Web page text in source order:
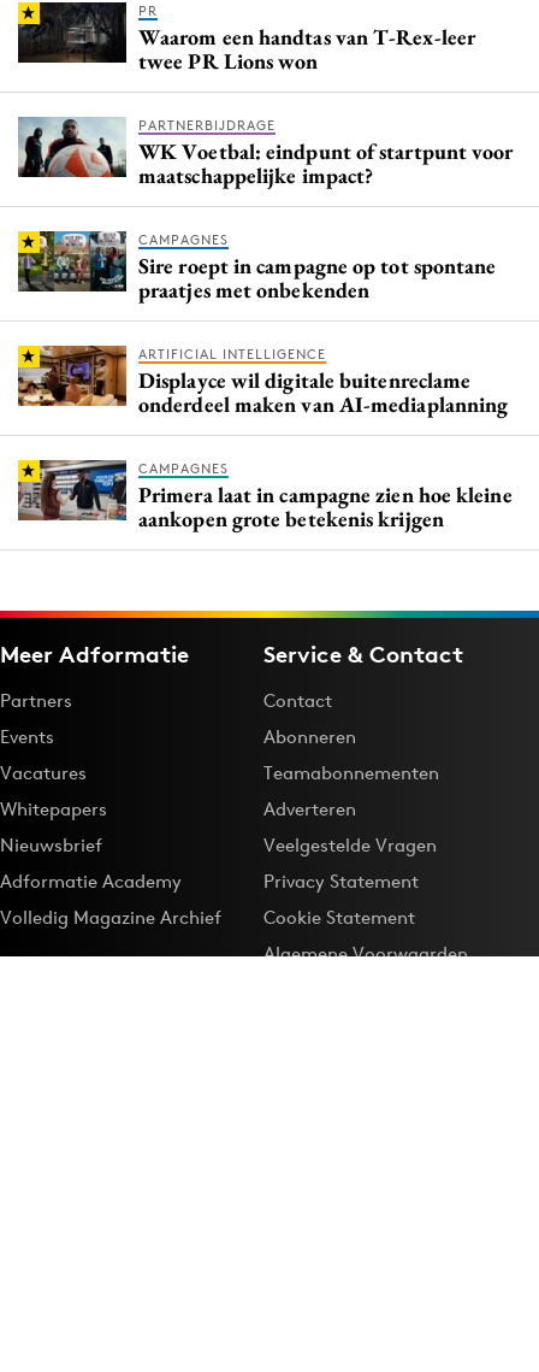
PR
Waarom een handtas van T-Rex-leer
twee PR Lions won
PARTNERBIJDRAGE
WK Voetbal: eindpunt of startpunt voor
maatschappelijke impact?
CAMPAGNES
Sire roept in campagne op tot spontane
praatjes met onbekenden
ARTIFICIAL INTELLIGENCE
Displayce wil digitale buitenreclame
onderdeel maken van AI-mediaplanning
CAMPAGNES
Primera laat in campagne zien hoe kleine
aankopen grote betekenis krijgen
Meer Adformatie
Partners
Events
Vacatures
Whitepapers
Nieuwsbrief
Adformatie Academy
Volledig Magazine Archief
Service & Contact
Contact
Abonneren
Teamabonnementen
Adverteren
Veelgestelde Vragen
Privacy Statement
Cookie Statement
Algemene Voorwaarden